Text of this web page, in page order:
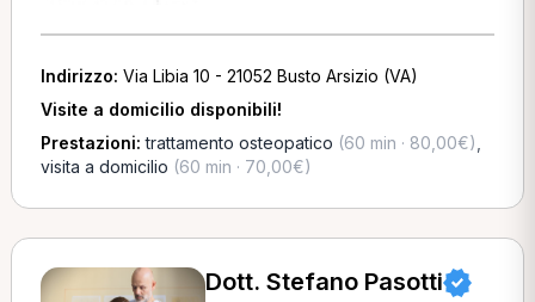
Indirizzo: Via Libia 10 - 21052 Busto Arsizio (VA)
Visite a domicilio disponibili!
Prestazioni:trattamento osteopatico (60 min · 80,00€)
visita a domicilio (60 min · 70,00€)
Dott. Stefano Pasotti